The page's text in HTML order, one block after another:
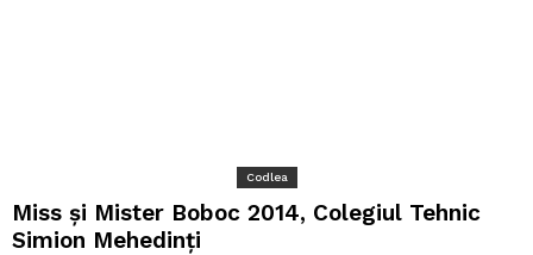
Codlea
Miss și Mister Boboc 2014, Colegiul Tehnic
Simion Mehedinți